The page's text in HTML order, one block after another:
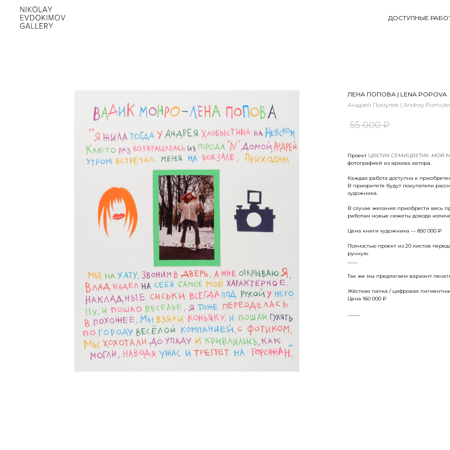
ДОСТУПНЫЕ
ЛЕНА ПОПОВА | LENA POPOVA
Андрей Помулев | Andrey
55 000 ₽
Проект ЦВЕТИК СЕМИЦВЕТИК. МОЙ
фотографией из архива автора.
Каждая работа доступна к
В приоритете будут покупатели
художника.
В случае желания приобрести весь
работам новые сюжеты доводя
Цена книги художника — 850 000 ₽
Полностью проект из 20 листов
ручную.
Так же мы предлагаем вариант
Жёсткая папка / цифровая
Цена 160 000 ₽